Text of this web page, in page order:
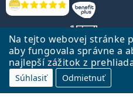
Na tejto webovej stránke
aby fungovala správne a
najlepší zážitok z
Súhlasiť Odmietnuť
Hodnotenia
Späť na Úvodnu
Lentiamo.sk vlastní a